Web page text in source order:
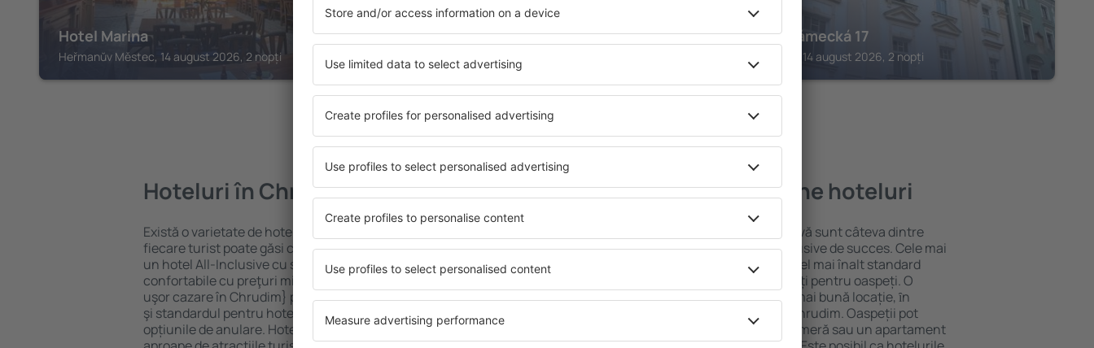
Hotel Marina
Heřmanŭv Městec, 14 august 2026, 2 nopți
Hotel DELTA Seč
Seč, 14 august 2026, 2 nopți
Hotel Zámecká 17
Pardubice, 14 august 2026, 2 nopți
Vedeți mai multe hoteluri în Chrudim
Hoteluri în Chrudim
Există o varietate de hoteluri disponibile în Chrudim, astfel încât
fiecare turist poate găsi cazare potrivită nevoilor sale. Preferați
un hotel All-Inclusive cu standarde ȋnalte sau preferați hoteluri
confortabile cu preţuri mici? Cu ajutorul nostru puteți rezerva
uşor cazare în Chrudim} pentru orice buget! Selectați destinația
şi standardul pentru hotel, verificați metodele de plată și
opțiunile de anulare. Hotelurile în Chrudim sunt situate atât
Chrudim – cele mai bune hoteluri
O varietate de servicii și o locație atractivă sunt câteva dintre
elementele cheie ale unui hotel All-Inclusive de succes. Cele mai
bune hoteluri din Chrudim garantează cel mai înalt standard
pentru servicii și o gamă largă de facilități pentru oaspeți. O
cazare cu standarde ridicate oferă cea mai bună locație, ȋn
apropiere de principalele distracţii din Chrudim. Oaspeții pot
folosi parcarea gratuită și pot alege o cameră sau un apartament